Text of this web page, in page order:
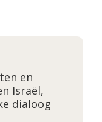
en
Israël,
dialoog